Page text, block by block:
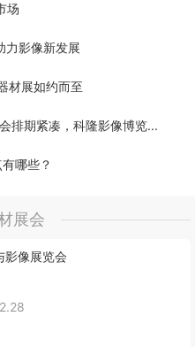
场
力影像新发展
材展如约而至
排期紧凑，科隆影像博览...
哪些？
展会
影像展览会